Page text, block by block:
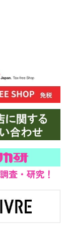
仙台フォ